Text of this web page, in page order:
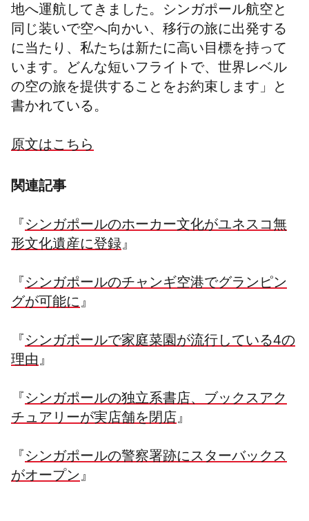
地へ運航してきました。シンガポール航空と
同じ装いで空へ向かい、移行の旅に出発する
に当たり、私たちは新たに高い目標を持って
います。どんな短いフライトで、世界レベル
の空の旅を提供することをお約束します」と
書かれている。
原文はこちら
関連記事
『 シンガポールのホーカー文化がユネスコ無
形文化遺産に登録』
『 シンガポールのチャンギ空港でグランピン
グが可能に』
『 シンガポールで家庭菜園が流行している4の
理由』
『 シンガポールの独立系書店、ブックスアク
チュアリーが実店舗を閉店』
『 シンガポールの警察署跡にスターバックス
がオープン』